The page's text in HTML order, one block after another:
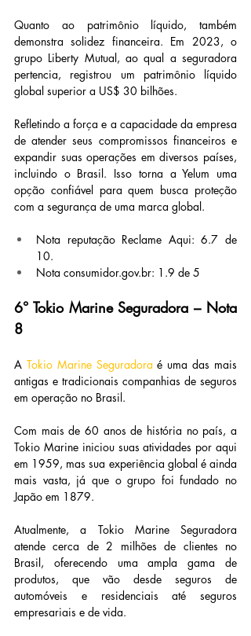
Quanto ao patrimônio líquido, também
demonstra solidez financeira. Em 2023, o
grupo Liberty Mutual, ao qual a seguradora
pertencia, registrou um patrimônio líquido
global superior a US$ 30 bilhões.
Refletindo a força e a capacidade da empresa
de atender seus compromissos financeiros e
expandir suas operações em diversos países,
incluindo o Brasil. Isso torna a Yelum uma
opção confiável para quem busca proteção
com a segurança de uma marca global.
Nota reputação Reclame Aqui: 6.7 de
10.
Nota consumidor.gov.br: 1.9 de 5
6° Tokio Marine Seguradora – Nota
8
A Tokio Marine Seguradora é uma das mais
antigas e tradicionais companhias de seguros
em operação no Brasil.
Com mais de 60 anos de história no país, a
Tokio Marine iniciou suas atividades por aqui
em 1959, mas sua experiência global é ainda
mais vasta, já que o grupo foi fundado no
Japão em 1879.
Atualmente, a Tokio Marine Seguradora
atende cerca de 2 milhões de clientes no
Brasil, oferecendo uma ampla gama de
produtos, que vão desde seguros de
automóveis e residenciais até seguros
empresariais e de vida.